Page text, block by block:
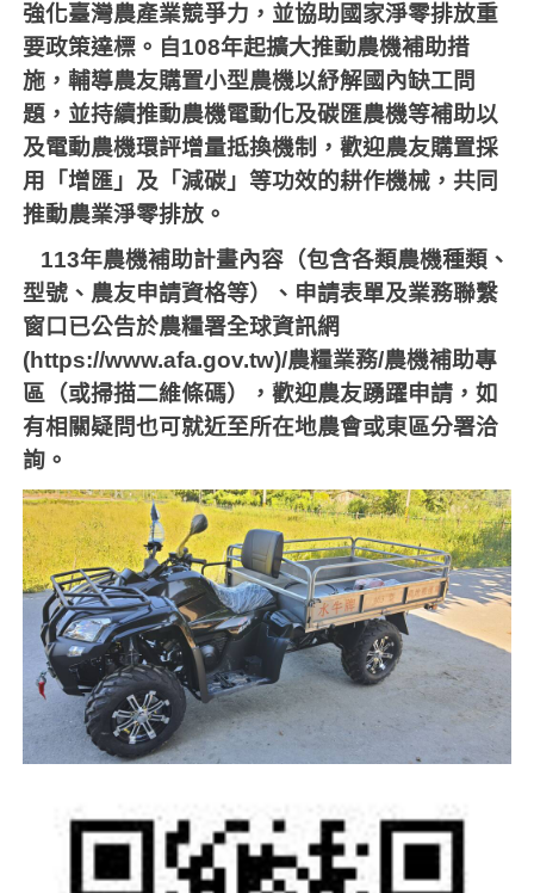
強化臺灣農產業競爭力，並協助國家淨零排放重
要政策達標。自108年起擴大推動農機補助措
施，輔導農友購置小型農機以紓解國內缺工問
題，並持續推動農機電動化及碳匯農機等補助以
及電動農機環評增量抵換機制，歡迎農友購置採
用「增匯」及「減碳」等功效的耕作機械，共同
推動農業淨零排放。
113年農機補助計畫內容（包含各類農機種類、
型號、農友申請資格等）、申請表單及業務聯繫
窗口已公告於農糧署全球資訊網
(https://www.afa.gov.tw)/農糧業務/農機補助專
區（或掃描二維條碼），歡迎農友踴躍申請，如
有相關疑問也可就近至所在地農會或東區分署洽
詢。